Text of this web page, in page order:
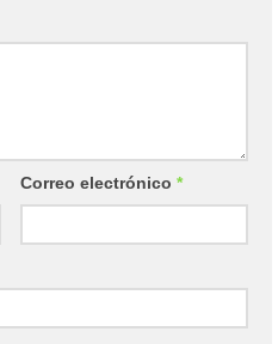
Correo electrónico *